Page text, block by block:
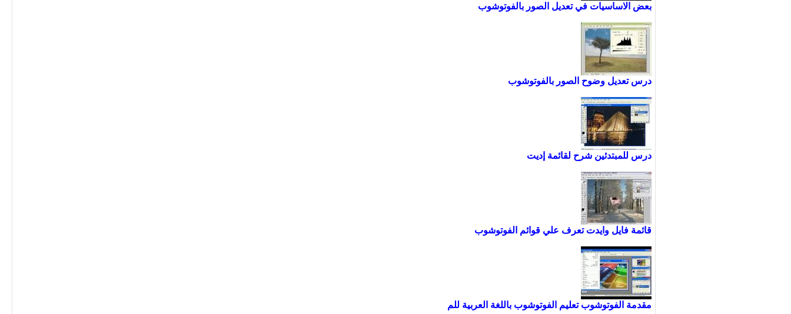
بعض الاساسيات في تعديل الصور بالفوتوشوب
درس تعديل وضوح الصور بالفوتوشوب
درس للمبتدئين شرح لقائمة إديت
قائمة فايل وايدت تعرف علي قوائم الفوتوشوب
مقدمة الفوتوشوب تعليم الفوتوشوب باللغة العربية للم